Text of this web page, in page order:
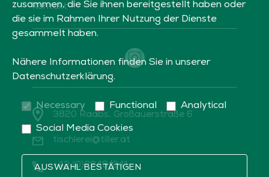
Kontakt
Social icon
3820 Raabs, Großauerstraße 6
tischlerei@tiller.at
+43 (0)2846/241
zusammen, die Sie ihnen bereitgestellt haben oder
die sie im Rahmen Ihrer Nutzung der Dienste
gesammelt haben.
Nähere Informationen finden Sie in unserer
Datenschutzerklärung.
Necessary Functional Analytical
Social Media Cookies
AUSWAHL BESTÄTIGEN